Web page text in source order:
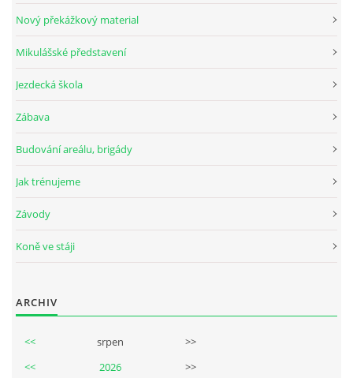
Nový překážkový material
Mikulášské představení
Jezdecká škola
Zábava
Budování areálu, brigády
Jak trénujeme
Závody
Koně ve stáji
ARCHIV
<< srpen
>>
<<
2026 >>